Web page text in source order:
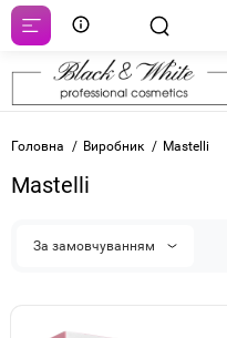
Головна Виробник Mastelli
Mastelli
За замовчуванням